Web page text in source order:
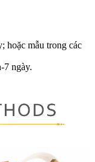
hoặc mẫu trong các
7 ngày.